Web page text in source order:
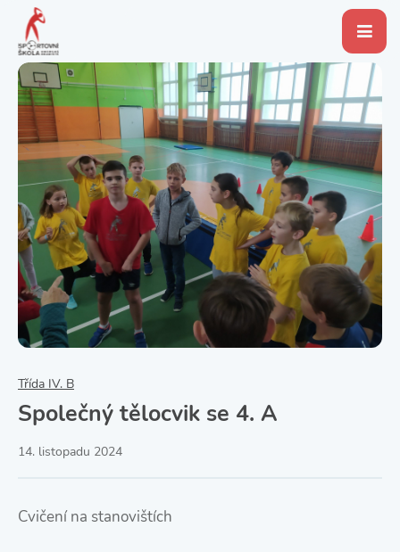
Třída IV. B
Společný tělocvik se 4. A
14. listopadu 2024
Cvičení na stanovištích